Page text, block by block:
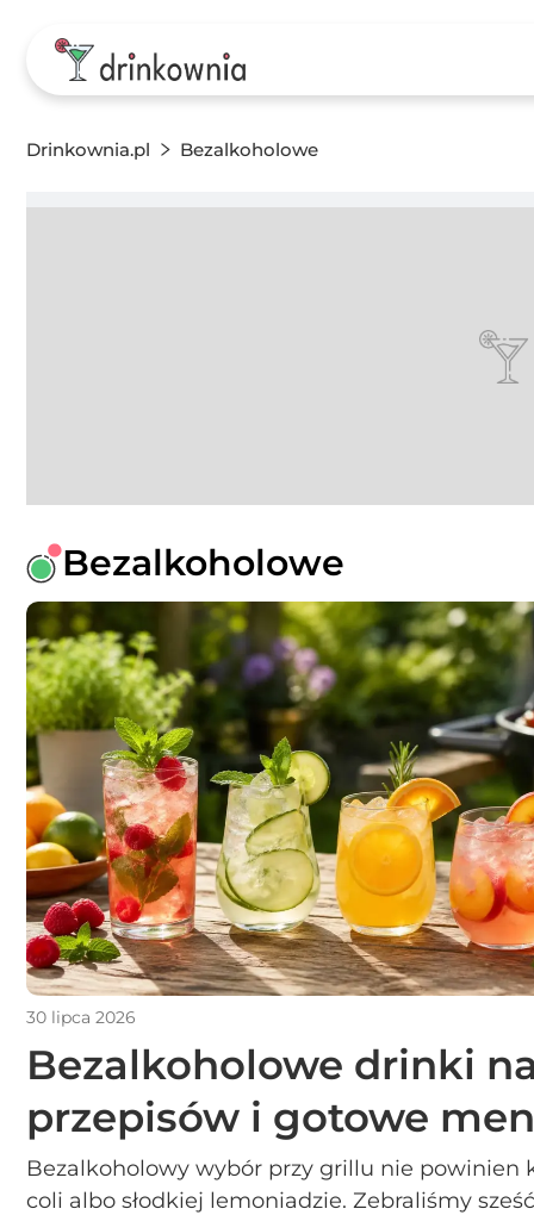
Drinkownia.pl Bezalkoholowe
Bezalkoholowe
30 lipca 2026
Bezalkoholowe drinki
przepisów i gotowe
Bezalkoholowy wybór przy grillu nie powinien
coli albo słodkiej lemoniadzie. Zebraliśmy